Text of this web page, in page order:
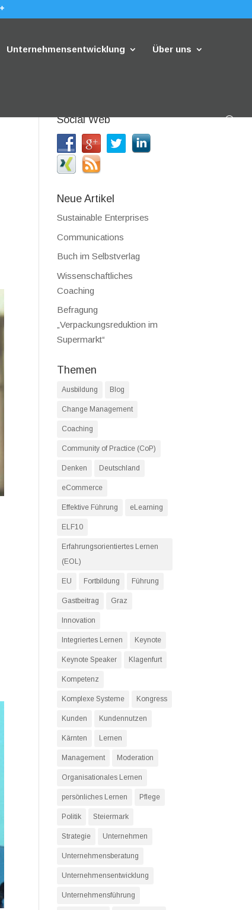
Unternehmensentwicklung Über uns
Social Web
Neue Artikel
Sustainable Enterprises
Communications
Buch im Selbstverlag
Wissenschaftliches
Coaching
Befragung
„Verpackungsreduktion im
Supermarkt“
Themen
Ausbildung Blog
Change Management
Coaching
Community of Practice (CoP)
Denken Deutschland
eCommerce
Effektive Führung eLearning
ELF10
Erfahrungsorientiertes Lernen
(EOL)
EU Fortbildung Führung
Gastbeitrag Graz
Innovation
Integriertes Lernen Keynote
Keynote Speaker Klagenfurt
Kompetenz
Komplexe Systeme Kongress
Kunden Kundennutzen
Kärnten Lernen
Management Moderation
Organisationales Lernen
persönliches Lernen Pflege
Politik Steiermark
Strategie Unternehmen
Unternehmensberatung
Unternehmensentwicklung
Unternehmensführung